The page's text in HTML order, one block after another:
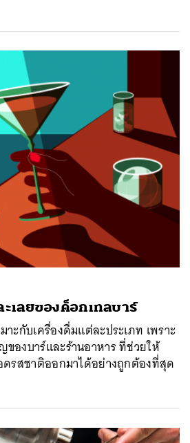
ะเลยของค็อกเทลบาร์
ะกับเครื่องดื่มแต่ละประเภท เพราะ
องบาร์และร้านอาหาร ที่ช่วยให้
ดรสชาติออกมาได้อย่างถูกต้องที่สุด